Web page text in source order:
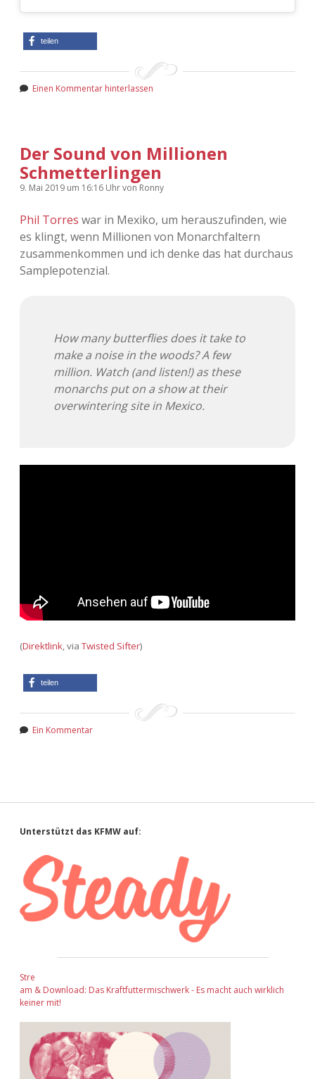
teilen
Einen Kommentar hinterlassen
Der Sound von Millionen
Schmetterlingen
9. Mai 2019 um 16:16 Uhrvon Ronny
Phil Torres war in Mexiko, um herauszufinden, wie
es klingt, wenn Millionen von Monarchfaltern
zusammenkommen und ich denke das hat durchaus
Samplepotenzial.
How many butterflies does it take to
make a noise in the woods? A few
million. Watch (and listen!) as these
monarchs put on a show at their
overwintering site in Mexico.
(Direktlink, viaTwisted Sifter)
teilen
Ein Kommentar
Sidebar
Unterstützt das KFMW auf:
Stre
am & Download: Das Kraftfuttermischwerk - Es macht auch wirklich
keiner mit!